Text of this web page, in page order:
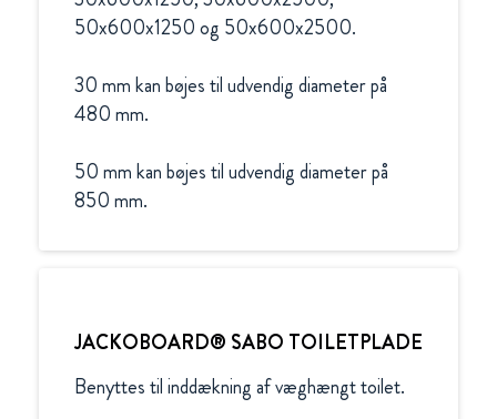
50x600x1250 og 50x600x2500.
30 mm kan bøjes til udvendig diameter på
480 mm.
50 mm kan bøjes til udvendig diameter på
850 mm.
JACKOBOARD® SABO TOILETPLADE
Benyttes til inddækning af væghængt toilet.